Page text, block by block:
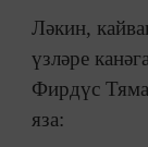
Ләкин,
үзләре
Фирдүс
яза: